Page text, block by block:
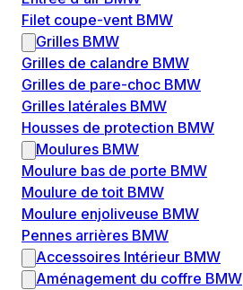
Filet coupe-vent BMW
Grilles BMW
Grilles de calandre BMW
Grilles de pare-choc BMW
Grilles latérales BMW
Housses de protection BMW
Moulures BMW
Moulure bas de porte BMW
Moulure de toit BMW
Moulure enjoliveuse BMW
Pennes arrières BMW
Accessoires Intérieur BMW
Aménagement du coffre BMW